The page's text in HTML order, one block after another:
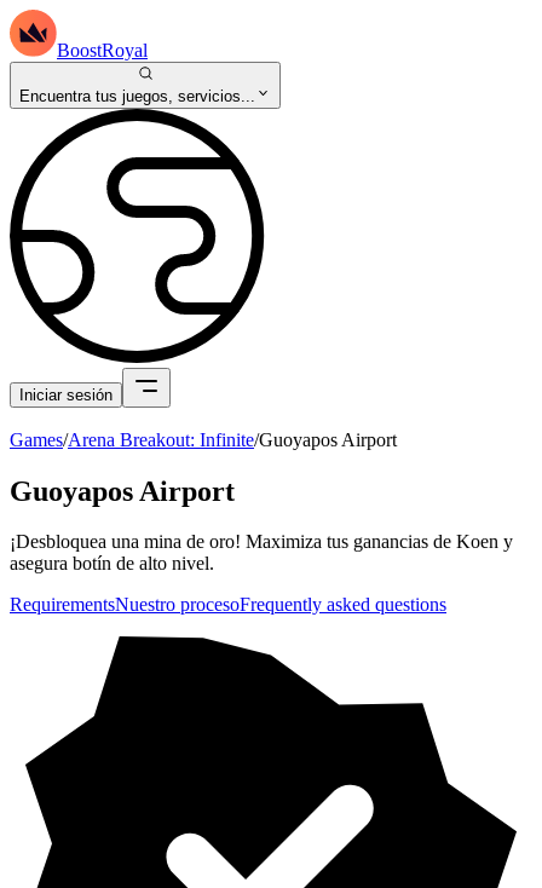
BoostRoyal
Encuentra tus juegos, servicios...
Iniciar sesión
Games/Arena Breakout: Infinite/Guoyapos Airport
Guoyapos Airport
¡Desbloquea una mina de oro! Maximiza tus ganancias de Koen y
asegura botín de alto nivel.
RequirementsNuestro procesoFrequently asked questions